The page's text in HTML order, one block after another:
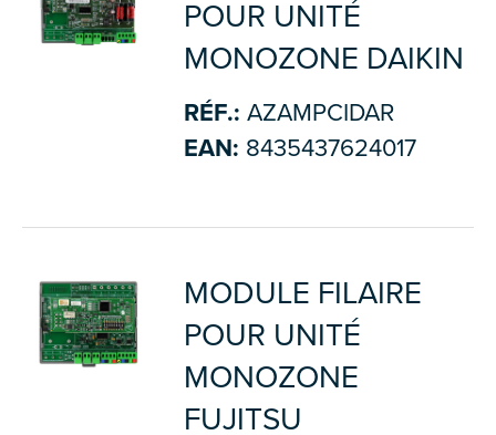
POUR UNITÉ
MONOZONE DAIKIN
RÉF.: AZAMPCIDAR
EAN: 8435437624017
MODULE FILAIRE
POUR UNITÉ
MONOZONE
FUJITSU